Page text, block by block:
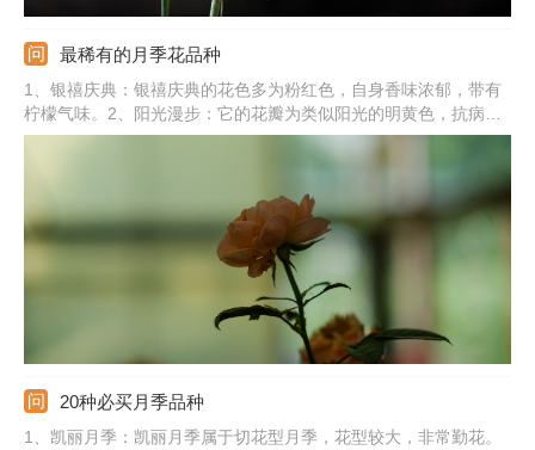
最稀有的月季花品种
1、银禧庆典：银禧庆典的花色多为粉红色，自身香味浓郁，带有
柠檬气味。2、阳光漫步：它的花瓣为类似阳光的明黄色，抗病能
力较好。3、红双喜：开花初期花心为乳白色，随着花朵绽放，外
缘的花瓣颜色鲜红。4、绿萼：绿萼的花瓣形状和花萼特别像。5、
20种必买月季品种
1、凯丽月季：凯丽月季属于切花型月季，花型较大，非常勤花。